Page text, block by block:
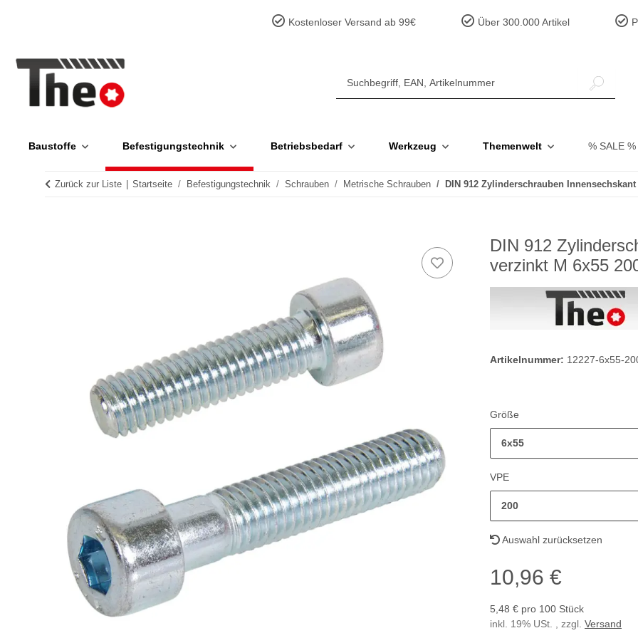
Kostenloser Versand ab 99€ Über 300.000 Artikel
Baustoffe Befestigungstechnik Betriebsbedarf Werkzeug Themenwelt % SALE %
Zurück zur Liste Startseite Befestigungstechnik Schrauben Metrische Schrauben DIN 912 Zylinderschrauben
DIN 912
verzinkt M 6x55
Artikelnummer: 12227-6x55-
Größe
6x55
VPE
200
Auswahl zurücksetzen
10,96 €
5,48 € pro 100 Stück
inkl. 19% USt. , zzgl. Versand